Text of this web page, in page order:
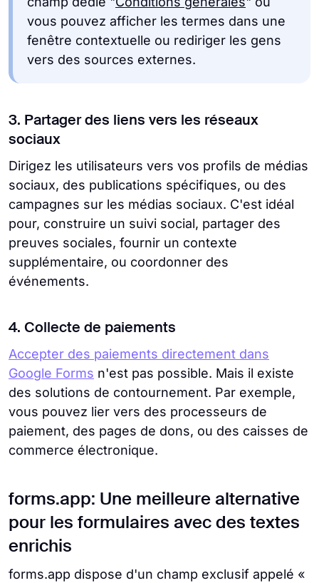
vous pouvez afficher les termes dans une
fenêtre contextuelle ou rediriger les gens
vers des sources externes.
3. Partager des liens vers les réseaux
sociaux
Dirigez les utilisateurs vers vos profils de médias
sociaux, des publications spécifiques, ou des
campagnes sur les médias sociaux. C'est idéal
pour, construire un suivi social, partager des
preuves sociales, fournir un contexte
supplémentaire, ou coordonner des
événements.
4. Collecte de paiements
Accepter des paiements directement dans
Google Forms n'est pas possible. Mais il existe
des solutions de contournement. Par exemple,
vous pouvez lier vers des processeurs de
paiement, des pages de dons, ou des caisses de
commerce électronique.
forms.app: Une meilleure alternative
pour les formulaires avec des textes
enrichis
forms.app dispose d'un champ exclusif appelé «